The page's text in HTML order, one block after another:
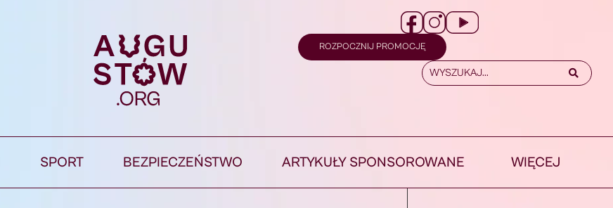
ROZPOCZNIJ PROMOCJĘ
SPORT BEZPIECZEŃSTWO ARTYKUŁY SPONSOROWANE WIĘCEJ